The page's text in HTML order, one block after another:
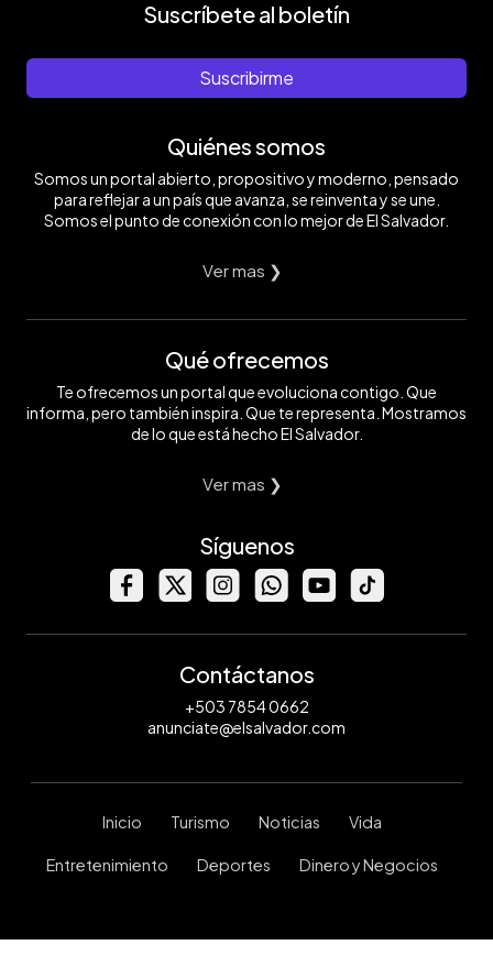
Suscríbete al boletín
Suscribirme
Quiénes somos
Somos un portal abierto, propositivo y moderno, pensado
para reflejar a un país que avanza, se reinventa y se une.
Somos el punto de conexión con lo mejor de El Salvador.
Ver mas ❯
Qué ofrecemos
Te ofrecemos un portal que evoluciona contigo. Que
informa, pero también inspira. Que te representa. Mostramos
de lo que está hecho El Salvador.
Ver mas ❯
Síguenos
Contáctanos
+503 7854 0662
anunciate@elsalvador.com
Inicio Turismo Noticias Vida
Entretenimiento Deportes Dinero y Negocios